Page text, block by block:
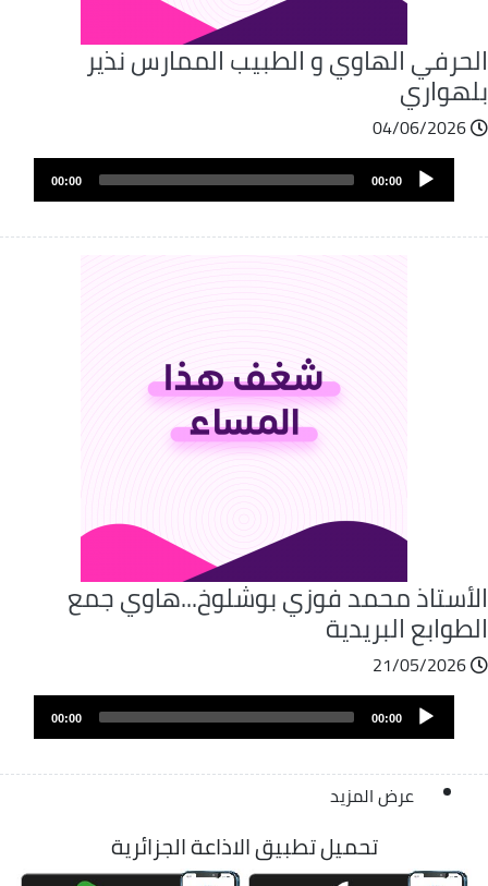
الهاوي و الطبيب الممارس نذير
04/06/2026
Audio
Player
00:00
00:00
محمد فوزي بوشلوخ...هاوي جمع
البريدية
21/05/2026
Audio
Player
00:00
00:00
عرض المزيد
تحميل تطبيق الاذاعة الجزائرية